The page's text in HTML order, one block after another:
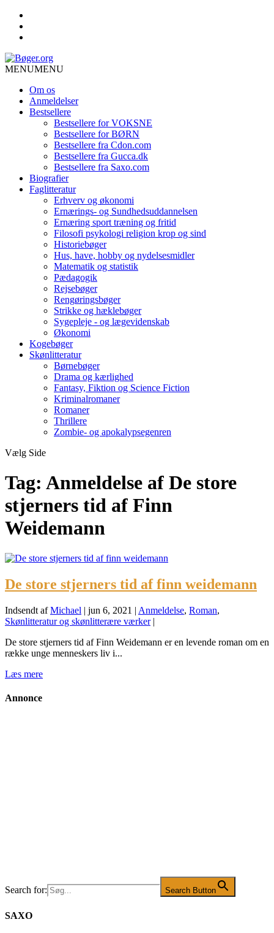
MENUMENU
Om os
Anmeldelser
Bestsellere
Bestsellere for VOKSNE
Bestsellere for BØRN
Bestsellere fra Cdon.com
Bestsellere fra Gucca.dk
Bestsellere fra Saxo.com
Biografier
Faglitteratur
Erhverv og økonomi
Ernærings- og Sundhedsuddannelsen
Ernæring sport træning og fritid
Filosofi psykologi religion krop og sind
Historiebøger
Hus, have, hobby og nydelsesmidler
Matematik og statistik
Pædagogik
Rejsebøger
Rengøringsbøger
Strikke og hæklebøger
Sygepleje - og lægevidenskab
Økonomi
Kogebøger
Skønlitteratur
Børnebøger
Drama og kærlighed
Fantasy, Fiktion og Science Fiction
Kriminalromaner
Romaner
Thrillere
Zombie- og apokalypsegenren
Vælg Side
Tag: Anmeldelse af De store
stjerners tid af Finn
Weidemann
De store stjerners tid af finn weidemann
Indsendt afMichael | jun 6, 2021 | Anmeldelse, Roman,
Skønlitteratur og skønlitterære værker|
De store stjerners tid af Finn Weidemann er en levende roman om en
række unge menneskers liv i...
Læs mere
Annonce
Search for: Search Button
SAXO